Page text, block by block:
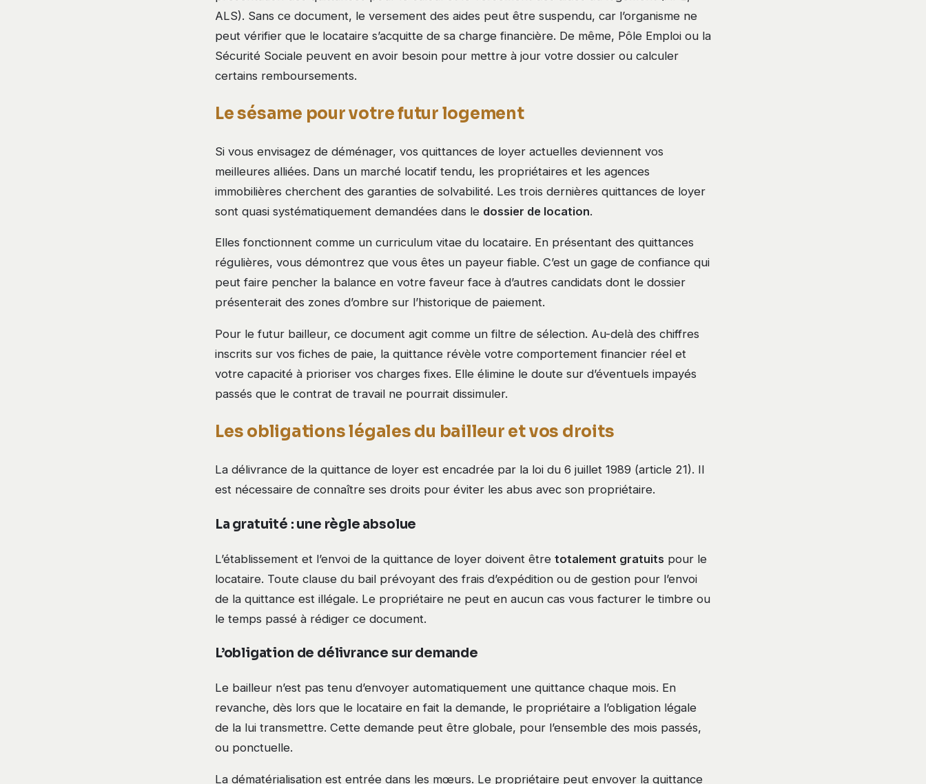
ALS). Sans ce document, le versement des aides peut être suspendu, car l’organisme ne
peut vérifier que le locataire s’acquitte de sa charge financière. De même, Pôle Emploi ou la
Sécurité Sociale peuvent en avoir besoin pour mettre à jour votre dossier ou calculer
certains remboursements.
Le sésame pour votre futur logement
Si vous envisagez de déménager, vos quittances de loyer actuelles deviennent vos
meilleures alliées. Dans un marché locatif tendu, les propriétaires et les agences
immobilières cherchent des garanties de solvabilité. Les trois dernières quittances de loyer
sont quasi systématiquement demandées dans le dossier de location.
Elles fonctionnent comme un curriculum vitae du locataire. En présentant des quittances
régulières, vous démontrez que vous êtes un payeur fiable. C’est un gage de confiance qui
peut faire pencher la balance en votre faveur face à d’autres candidats dont le dossier
présenterait des zones d’ombre sur l’historique de paiement.
Pour le futur bailleur, ce document agit comme un filtre de sélection. Au-delà des chiffres
inscrits sur vos fiches de paie, la quittance révèle votre comportement financier réel et
votre capacité à prioriser vos charges fixes. Elle élimine le doute sur d’éventuels impayés
passés que le contrat de travail ne pourrait dissimuler.
Les obligations légales du bailleur et vos droits
La délivrance de la quittance de loyer est encadrée par la loi du 6 juillet 1989 (article 21). Il
est nécessaire de connaître ses droits pour éviter les abus avec son propriétaire.
La gratuité : une règle absolue
L’établissement et l’envoi de la quittance de loyer doivent être totalement gratuits pour le
locataire. Toute clause du bail prévoyant des frais d’expédition ou de gestion pour l’envoi
de la quittance est illégale. Le propriétaire ne peut en aucun cas vous facturer le timbre ou
le temps passé à rédiger ce document.
L’obligation de délivrance sur demande
Le bailleur n’est pas tenu d’envoyer automatiquement une quittance chaque mois. En
revanche, dès lors que le locataire en fait la demande, le propriétaire a l’obligation légale
de la lui transmettre. Cette demande peut être globale, pour l’ensemble des mois passés,
ou ponctuelle.
La dématérialisation est entrée dans les mœurs. Le propriétaire peut envoyer la quittance